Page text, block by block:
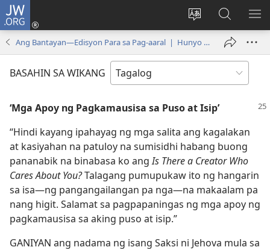
JW.ORG
Baguhin
wika
ng
Mag-
log
(may
bubukas
window)
sa
JW.ORG
Ang Bantayan—Edisyon Para sa Pag-aaral | Hunyo 15, 1999
BASAHIN SA WIKANG
‘Mga Apoy ng Pagkamausisa sa Puso at Isip’
“Hindi kayang ipahayag ng mga salita ang kagalakan
at kasiyahan na patuloy na sumisidhi habang buong
pananabik na binabasa ko angIs There a Creator Who
Cares About You?Talagang pumupukaw ito ng hangarin
sa isa​—ng pangangailangan pa nga​—na makaalam pa
nang higit. Salamat sa pagpapaningas ng mga apoy ng
pagkamausisa sa aking puso at isip.”
GANIYAN ang nadama ng isang Saksi ni Jehova mula sa